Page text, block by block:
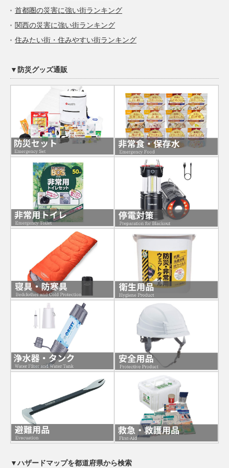
首都圏の災害に強い街ランキング
関西の災害に強い街ランキング
住みたい街・住みやすい街ランキング
▼防災グッズ通販
▼ハザードマップを都道府県から検索